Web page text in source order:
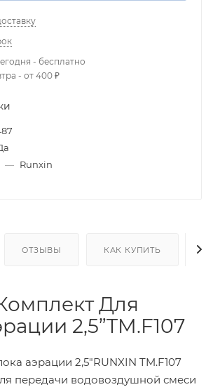
- бесплатно
- от 400 ₽
— Runxin
ОТЗЫВЫ КАК КУПИТЬ
Для
2,5”TM.F107
аэрации 2,5"RUNXIN TM.F107
передачи водовоздушной смеси